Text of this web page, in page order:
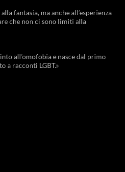
fantasia, ma anche all’esperienza
che non ci sono limiti alla
all’omofobia e nasce dal primo
a racconti LGBT.»